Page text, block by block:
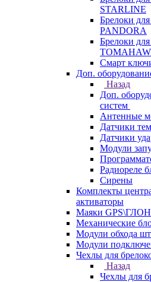
STARLINE
Брелоки
PANDORA
Брелоки
Смарт
Доп.
Назад
Доп.
систем
Антенные
Датчики
Датчики
Модули
Радиореле
Сирены
Комплекты
активаторы
Маяки
Механические
Модули обхода
Модули
Чехлы для
Назад
Чехлы для